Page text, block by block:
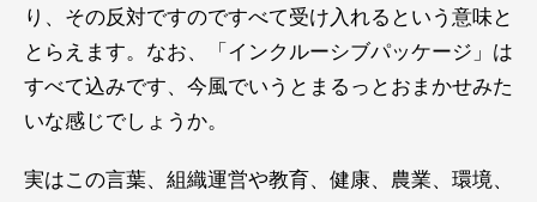
り、その反対ですのですべて受け入れるという意味と
とらえます。なお、「インクルーシブパッケージ」は
すべて込みです、今風でいうとまるっとおまかせみた
いな感じでしょうか。
実はこの言葉、組織運営や教育、健康、農業、環境、